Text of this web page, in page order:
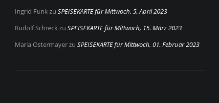
Ingrid Funkzu SPEISEKARTE für Mittwoch, 5. April 2023
Rudolf Schreckzu SPEISEKARTE für Mittwoch, 15. März 2023
Maria Ostermayerzu SPEISEKARTE für Mittwoch, 01. Februar 2023